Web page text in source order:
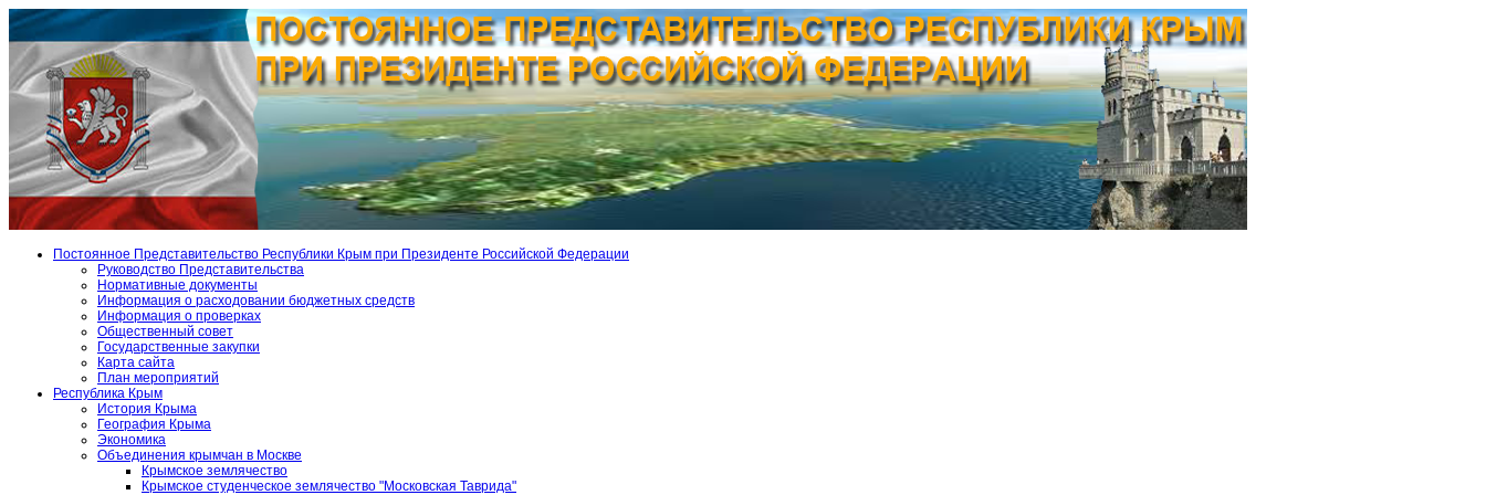
Постоянное Представительство Республики Крым при Президенте Российской Федерации
Руководство Представительства
Нормативные документы
Информация о расходовании бюджетных средств
Информация о проверках
Общественный совет
Государственные закупки
Карта сайта
План мероприятий
Республика Крым
История Крыма
География Крыма
Экономика
Объединения крымчан в Москве
Крымское землячество
Крымское студенческое землячество "Московская Таврида"